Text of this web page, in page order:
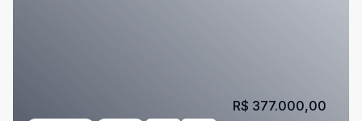
R$ 377.000,00